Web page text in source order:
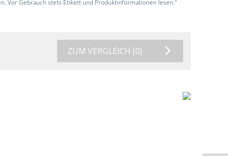
Vor Gebrauch stets Etikett und Produktinformationen lesen.“
ZUM VERGLEICH (0)